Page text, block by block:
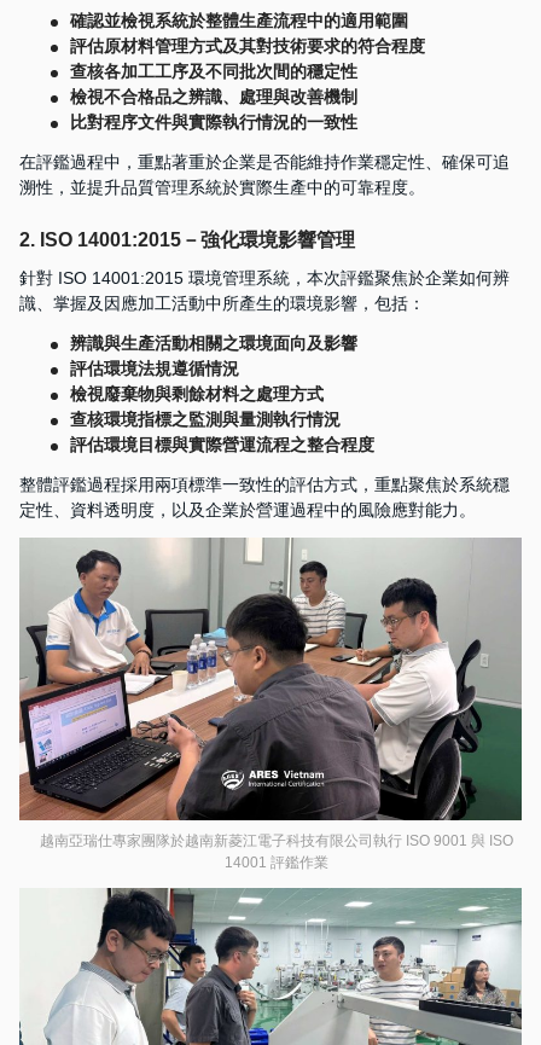
確認並檢視系統於整體生產流程中的適用範圍
評估原材料管理方式及其對技術要求的符合程度
查核各加工工序及不同批次間的穩定性
檢視不合格品之辨識、處理與改善機制
比對程序文件與實際執行情況的一致性
在評鑑過程中，重點著重於企業是否能維持作業穩定性、確保可追
溯性，並提升品質管理系統於實際生產中的可靠程度。
2. ISO 14001:2015－強化環境影響管理
針對 ISO 14001:2015 環境管理系統，本次評鑑聚焦於企業如何辨
識、掌握及因應加工活動中所產生的環境影響，包括：
辨識與生產活動相關之環境面向及影響
評估環境法規遵循情況
檢視廢棄物與剩餘材料之處理方式
查核環境指標之監測與量測執行情況
評估環境目標與實際營運流程之整合程度
整體評鑑過程採用兩項標準一致性的評估方式，重點聚焦於系統穩
定性、資料透明度，以及企業於營運過程中的風險應對能力。
越南亞瑞仕專家團隊於越南新菱江電子科技有限公司執行 ISO 9001 與 ISO
14001 評鑑作業